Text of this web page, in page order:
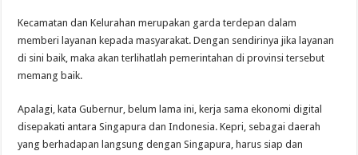
Kecamatan dan Kelurahan merupakan garda terdepan dalam
memberi layanan kepada masyarakat. Dengan sendirinya jika layanan
di sini baik, maka akan terlihatlah pemerintahan di provinsi tersebut
memang baik.
Apalagi, kata Gubernur, belum lama ini, kerja sama ekonomi digital
disepakati antara Singapura dan Indonesia. Kepri, sebagai daerah
yang berhadapan langsung dengan Singapura, harus siap dan